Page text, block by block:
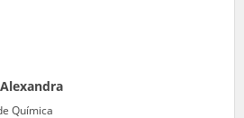
Química